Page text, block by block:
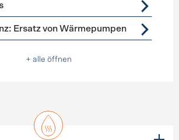
Ersatz von Wärmepumpen
+ alle öffnen